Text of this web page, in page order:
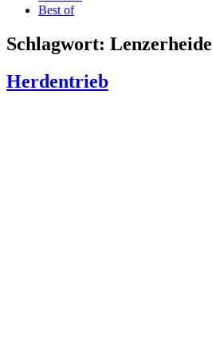
Best of
Schlagwort: Lenzerheide
Herdentrieb